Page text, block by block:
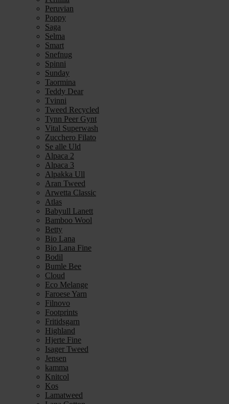
Peruvian
Poppy
Saga
Selma
Smart
Snefnug
Spinni
Sunday
Taormina
Teddy Dear
Tvinni
Tweed Recycled
Tynn Peer Gynt
Vital Superwash
Zucchero Filato
Se alle Uld
Alpaca 2
Alpaca 3
Alpakka Ull
Aran Tweed
Arwetta Classic
Atlas
Babyull Lanett
Bamboo Wool
Betty
Bio Lana
Bio Lana Fine
Bodil
Bumle Bee
Cloud
Eco Melange
Faroese Yarn
Filnovo
Footprints
Fritidsgarn
Highland
Hjerte Fine
Isager Tweed
Jensen
kamma
Knitcol
Kos
Lamatweed